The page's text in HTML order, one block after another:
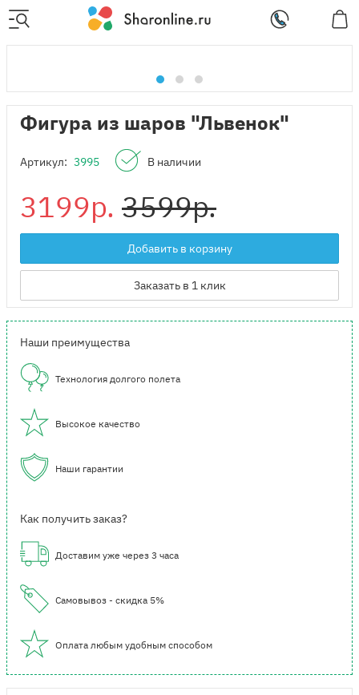
Фигура из шаров "Львенок"
Артикул: 3995 В наличии
3199р. 3599р.
Добавить в корзину
Заказать в 1 клик
Наши преимущества
Технология долгого полета
Высокое качество
Наши гарантии
Как получить заказ?
Доставим уже через 3 часа
Самовывоз - скидка 5%
Оплата любым удобным способом